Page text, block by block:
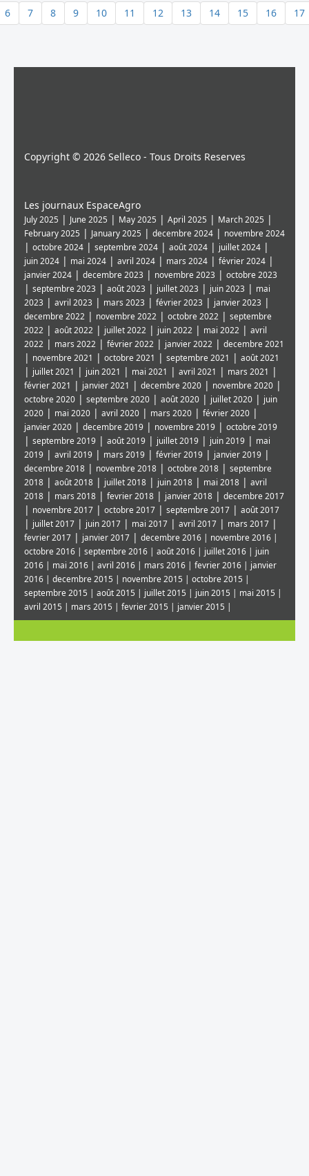
6 7 8 9 10 11 12 13 14 15 16 17
Copyright © 2026 Selleco - Tous Droits Reserves
Les journaux EspaceAgro
July 2025 | June 2025 | May 2025 | April 2025 | March 2025 |
February 2025 | January 2025 | decembre 2024 | novembre 2024
| octobre 2024 | septembre 2024 | août 2024 | juillet 2024 |
juin 2024 | mai 2024 | avril 2024 | mars 2024 | février 2024 |
janvier 2024 | decembre 2023 | novembre 2023 | octobre 2023
| septembre 2023 | août 2023 | juillet 2023 | juin 2023 | mai
2023 | avril 2023 | mars 2023 | février 2023 | janvier 2023 |
decembre 2022 | novembre 2022 | octobre 2022 | septembre
2022 | août 2022 | juillet 2022 | juin 2022 | mai 2022 | avril
2022 | mars 2022 | février 2022 | janvier 2022 | decembre 2021
| novembre 2021 | octobre 2021 | septembre 2021 | août 2021
| juillet 2021 | juin 2021 | mai 2021 | avril 2021 | mars 2021 |
février 2021 | janvier 2021 | decembre 2020 | novembre 2020 |
octobre 2020 | septembre 2020 | août 2020 | juillet 2020 | juin
2020 | mai 2020 | avril 2020 | mars 2020 | février 2020 |
janvier 2020 | decembre 2019 | novembre 2019 | octobre 2019
| septembre 2019 | août 2019 | juillet 2019 | juin 2019 | mai
2019 | avril 2019 | mars 2019 | février 2019 | janvier 2019 |
decembre 2018 | novembre 2018 | octobre 2018 | septembre
2018 | août 2018 | juillet 2018 | juin 2018 | mai 2018 | avril
2018 | mars 2018 | fevrier 2018 | janvier 2018 | decembre 2017
| novembre 2017 | octobre 2017 | septembre 2017 | août 2017
| juillet 2017 | juin 2017 | mai 2017 | avril 2017 | mars 2017 |
fevrier 2017 | janvier 2017 | decembre 2016 | novembre 2016 |
octobre 2016 | septembre 2016 | août 2016 | juillet 2016 | juin
2016 | mai 2016 | avril 2016 | mars 2016 | fevrier 2016 | janvier
2016 | decembre 2015 | novembre 2015 | octobre 2015 |
septembre 2015 | août 2015 | juillet 2015 | juin 2015 | mai 2015 |
avril 2015 | mars 2015 | fevrier 2015 | janvier 2015 |